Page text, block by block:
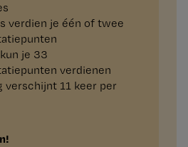
verdien je één of twee
je 33
verdienen
verschijnt 11 keer per